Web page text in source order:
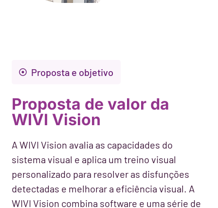
Proposta e objetivo
Proposta de valor da
WIVI Vision
A WIVI Vision avalia as capacidades do
sistema visual e aplica um treino visual
personalizado para resolver as disfunções
detectadas e melhorar a eficiência visual. A
WIVI Vision combina software e uma série de